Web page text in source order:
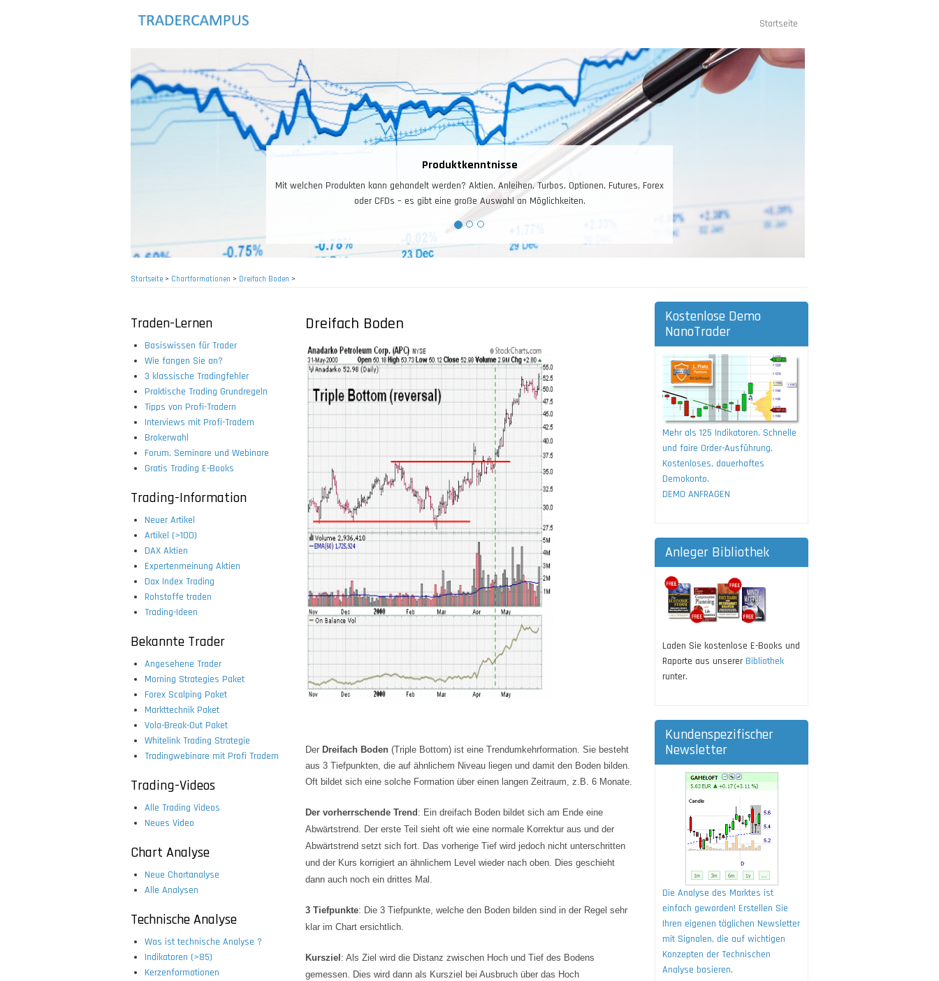
Startseite
Produktkenntnisse
Mit welchen Produkten kann gehandelt werden? Aktien, Anleihen, Turbos, Optionen, Futures, Forex
oder CFDs – es gibt eine große Auswahl an Möglichkeiten.
Startseite> Chartformationen > Dreifach Boden >
Traden-Lernen
Basiswissen für Trader
Wie fangen Sie an?
3 klassische Tradingfehler
Praktische Trading Grundregeln
Tipps von Profi-Tradern
Interviews mit Profi-Tradern
Brokerwahl
Forum, Seminare und Webinare
Gratis Trading E-Books
Trading-Information
Neuer Artikel
Artikel (>100)
DAX Aktien
Expertenmeinung Aktien
Dax Index Trading
Rohstoffe traden
Trading-Ideen
Bekannte Trader
Angesehene Trader
Morning Strategies Paket
Forex Scalping Paket
Markttechnik Paket
Vola-Break-Out Paket
Whitelink Trading Strategie
Tradingwebinare mit Profi Tradern
Trading-Videos
Alle Trading Videos
Neues Video
Chart Analyse
Neue Chartanalyse
Alle Analysen
Technische Analyse
Was ist technische Analyse ?
Indikatoren (>85)
Kerzenformationen
Dreifach Boden
Der Dreifach Boden (Triple Bottom) ist eine Trendumkehrformation. Sie besteht
aus 3 Tiefpunkten, die auf ähnlichem Niveau liegen und damit den Boden bilden.
Oft bildet sich eine solche Formation über einen langen Zeitraum, z.B. 6 Monate.
Der vorherrschende Trend : Ein dreifach Boden bildet sich am Ende eine
Abwärtstrend. Der erste Teil sieht oft wie eine normale Korrektur aus und der
Abwärtstrend setzt sich fort. Das vorherige Tief wird jedoch nicht unterschritten
und der Kurs korrigiert an ähnlichem Level wieder nach oben. Dies geschieht
dann auch noch ein drittes Mal.
3 Tiefpunkte: Die 3 Tiefpunkte, welche den Boden bilden sind in der Regel sehr
klar im Chart ersichtlich.
Kursziel : Als Ziel wird die Distanz zwischen Hoch und Tief des Bodens
gemessen. Dies wird dann als Kursziel bei Ausbruch über das Hoch
Kostenlose Demo
NanoTrader
Mehr als 125 Indikatoren. Schnelle
und faire Order-Ausführung.
Kostenloses, dauerhaftes
Demokonto.
DEMO ANFRAGEN
Anleger Bibliothek
Laden Sie kostenlose E-Books und
Raporte aus unserer Bibliothek
runter.
Kundenspezifischer
Newsletter
Die Analyse des Marktes ist
einfach geworden! Erstellen Sie
Ihren eigenen täglichen Newsletter
mit Signalen, die auf wichtigen
Konzepten der Technischen
Analyse basieren.